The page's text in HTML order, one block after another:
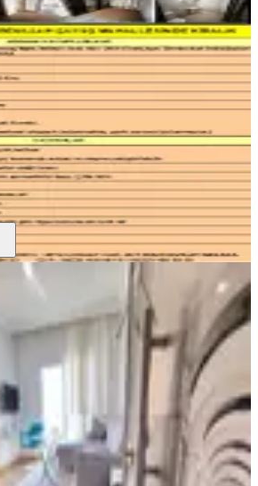
Ş.abdullah Çavuş
Kiralık
Şehit Abdullah Çavuş Mahallesi
140 m²·Bodrum Kat·03.08.2026
₺
Rota'dan Üniversite Civarı
2+0 Kiralık Daire
Maarif Mahallesi
·5. Kat 03.08.2026
₺